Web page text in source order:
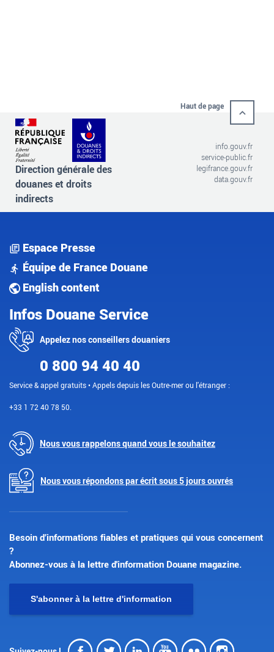
Haut de page
Direction générale des
douanes et droits
indirects
info.gouv.fr
service-public.fr
legifrance.gouv.fr
data.gouv.fr
Espace Presse
Équipe de France Douane
English content
Infos Douane Service
Appelez nos conseillers douaniers
0 800 94 40 40
Service & appel gratuits • Appels depuis les Outre-mer ou l'étranger :
+33 1 72 40 78 50.
Nous vous rappelons quand vous le souhaitez
Nous vous répondons par écrit sous 5 jours ouvrés
Besoin d’informations fiables et pratiques qui vous concernent
?
Abonnez-vous à la lettre d'information Douane magazine.
S'abonner à la lettre d'information